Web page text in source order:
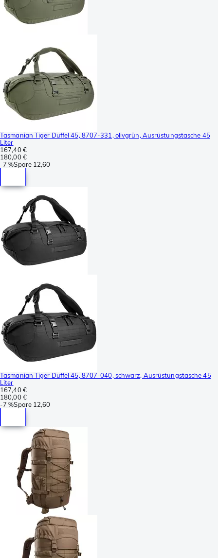
Tasmanian Tiger Duffel 45, 8707-331, olivgrün, Ausrüstungstasche 45
Liter
167,40 €
180,00 €
-7 %Spare 12,60
Tasmanian Tiger Duffel 45, 8707-040, schwarz, Ausrüstungstasche 45
Liter
167,40 €
180,00 €
-7 %Spare 12,60